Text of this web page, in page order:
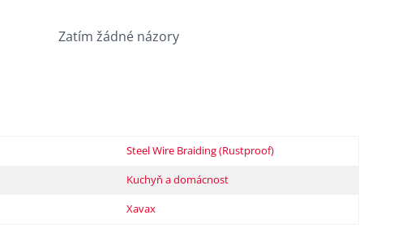
Zatím žádné názory
Steel Wire Braiding (Rustproof)
Kuchyň a domácnost
Xavax